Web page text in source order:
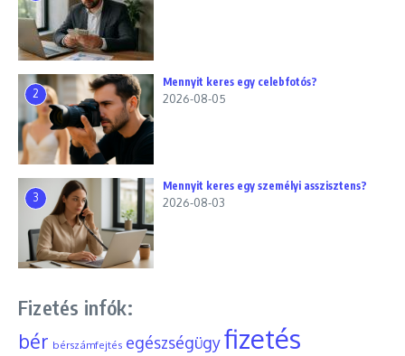
2
Mennyit keres egy celebfotós?
2026-08-05
3
Mennyit keres egy személyi asszisztens?
2026-08-03
Fizetés infók:
bér bérszámfejtés egészségügyfizetés